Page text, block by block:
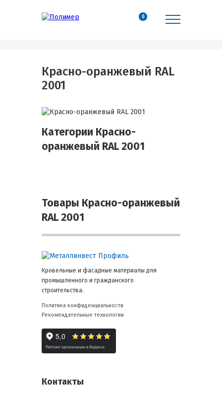
0
Красно-оранжевый RAL
2001
Категории Красно-
оранжевый RAL 2001
Товары Красно-оранжевый
RAL 2001
Кровельные и фасадные материалы для
промышленного и гражданского
строительства.
Политика конфиденциальности
Рекомендательные технологии
Контакты